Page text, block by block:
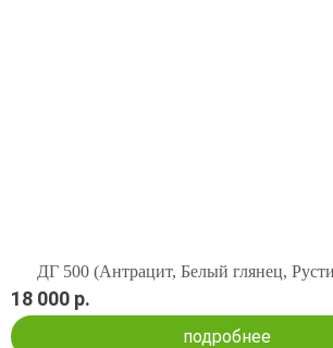
ДГ 500 (Антрацит, Белый глянец,
18 000 р.
подробнее